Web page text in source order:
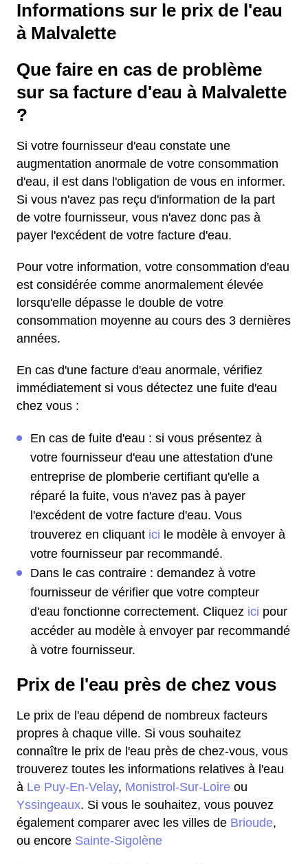
Informations sur le prix de l'eau
à Malvalette
Que faire en cas de problème
sur sa facture d'eau à Malvalette
?
Si votre fournisseur d'eau constate une
augmentation anormale de votre consommation
d'eau, il est dans l'obligation de vous en informer.
Si vous n'avez pas reçu d'information de la part
de votre fournisseur, vous n'avez donc pas à
payer l'excédent de votre facture d'eau.
Pour votre information, votre consommation d'eau
est considérée comme anormalement élevée
lorsqu'elle dépasse le double de votre
consommation moyenne au cours des 3 dernières
années.
En cas d'une facture d'eau anormale, vérifiez
immédiatement si vous détectez une fuite d'eau
chez vous :
En cas de fuite d'eau : si vous présentez à
votre fournisseur d'eau une attestation d'une
entreprise de plomberie certifiant qu'elle a
réparé la fuite, vous n'avez pas à payer
l'excédent de votre facture d'eau. Vous
trouverez en cliquant ici le modèle à envoyer à
votre fournisseur par recommandé.
Dans le cas contraire : demandez à votre
fournisseur de vérifier que votre compteur
d'eau fonctionne correctement. Cliquez ici pour
accéder au modèle à envoyer par recommandé
à votre fournisseur.
Prix de l'eau près de chez vous
Le prix de l'eau dépend de nombreux facteurs
propres à chaque ville. Si vous souhaitez
connaître le prix de l'eau près de chez-vous, vous
trouverez toutes les informations relatives à l'eau
à Le Puy-En-Velay, Monistrol-Sur-Loire ou
Yssingeaux. Si vous le souhaitez, vous pouvez
également comparer avec les villes de Brioude,
ou encore Sainte-Sigolène